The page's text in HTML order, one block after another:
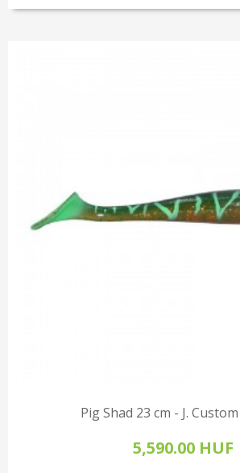
Pig Shad 23 cm - J.
5,590.00 HUF